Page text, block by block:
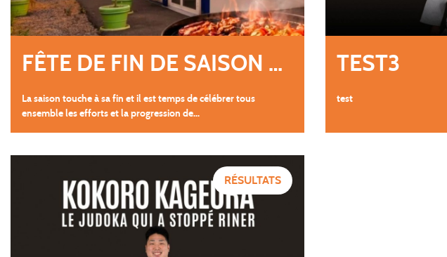
FÊTE DE FIN DE SAISON DU DOJO NANTAIS
La saison touche à sa fin et il est temps de célébrer tous
ensemble les efforts et la progression de...
TEST3
test
RÉSULTATS